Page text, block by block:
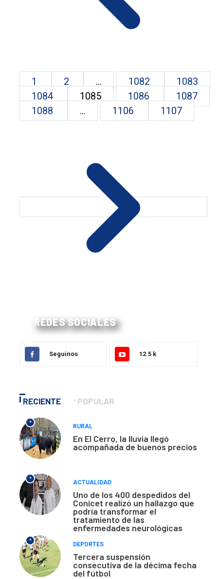
1 2 ... 1082
1083
1084
1085 1086
1087
1088
... 1106 1107
REDES SOCIALES
Seguinos 12.5 k
RECIENTE POPULAR
*
RURAL
En El Cerro, la lluvia llegó
acompañada de buenos precios
*
ACTUALIDAD
Uno de los 400 despedidos del
Conicet realizó un hallazgo que
podría transformar el
tratamiento de las
enfermedades neurológicas
*
DEPORTES
Tercera suspensión
consecutiva de la décima fecha
del fútbol